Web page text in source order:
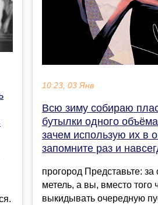
10:23, 03 Янв
Всю зиму собираю
бутылки одного
зачем использую их в
запомните раз и
прогород Представьте: за
метель, а вы, вместо того
выкидывать очередную